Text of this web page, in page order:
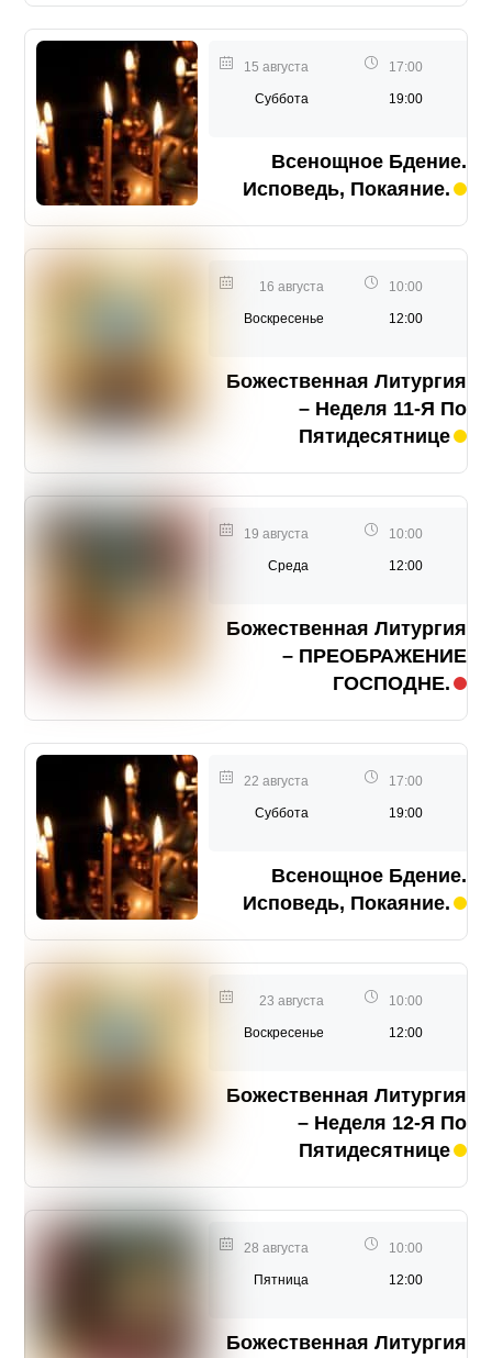
15 августа
Суббота
17:00
19:00
Всенощное Бдение.
Исповедь, Покаяние.
16 августа
Воскресенье
10:00
12:00
Божественная Литургия
– Неделя 11-Я По
Пятидесятнице
19 августа
Среда
10:00
12:00
Божественная Литургия
– ПРЕОБРАЖЕНИЕ
ГОСПОДНЕ.
22 августа
Суббота
17:00
19:00
Всенощное Бдение.
Исповедь, Покаяние.
23 августа
Воскресенье
10:00
12:00
Божественная Литургия
– Неделя 12-Я По
Пятидесятнице
28 августа
Пятница
10:00
12:00
Божественная Литургия